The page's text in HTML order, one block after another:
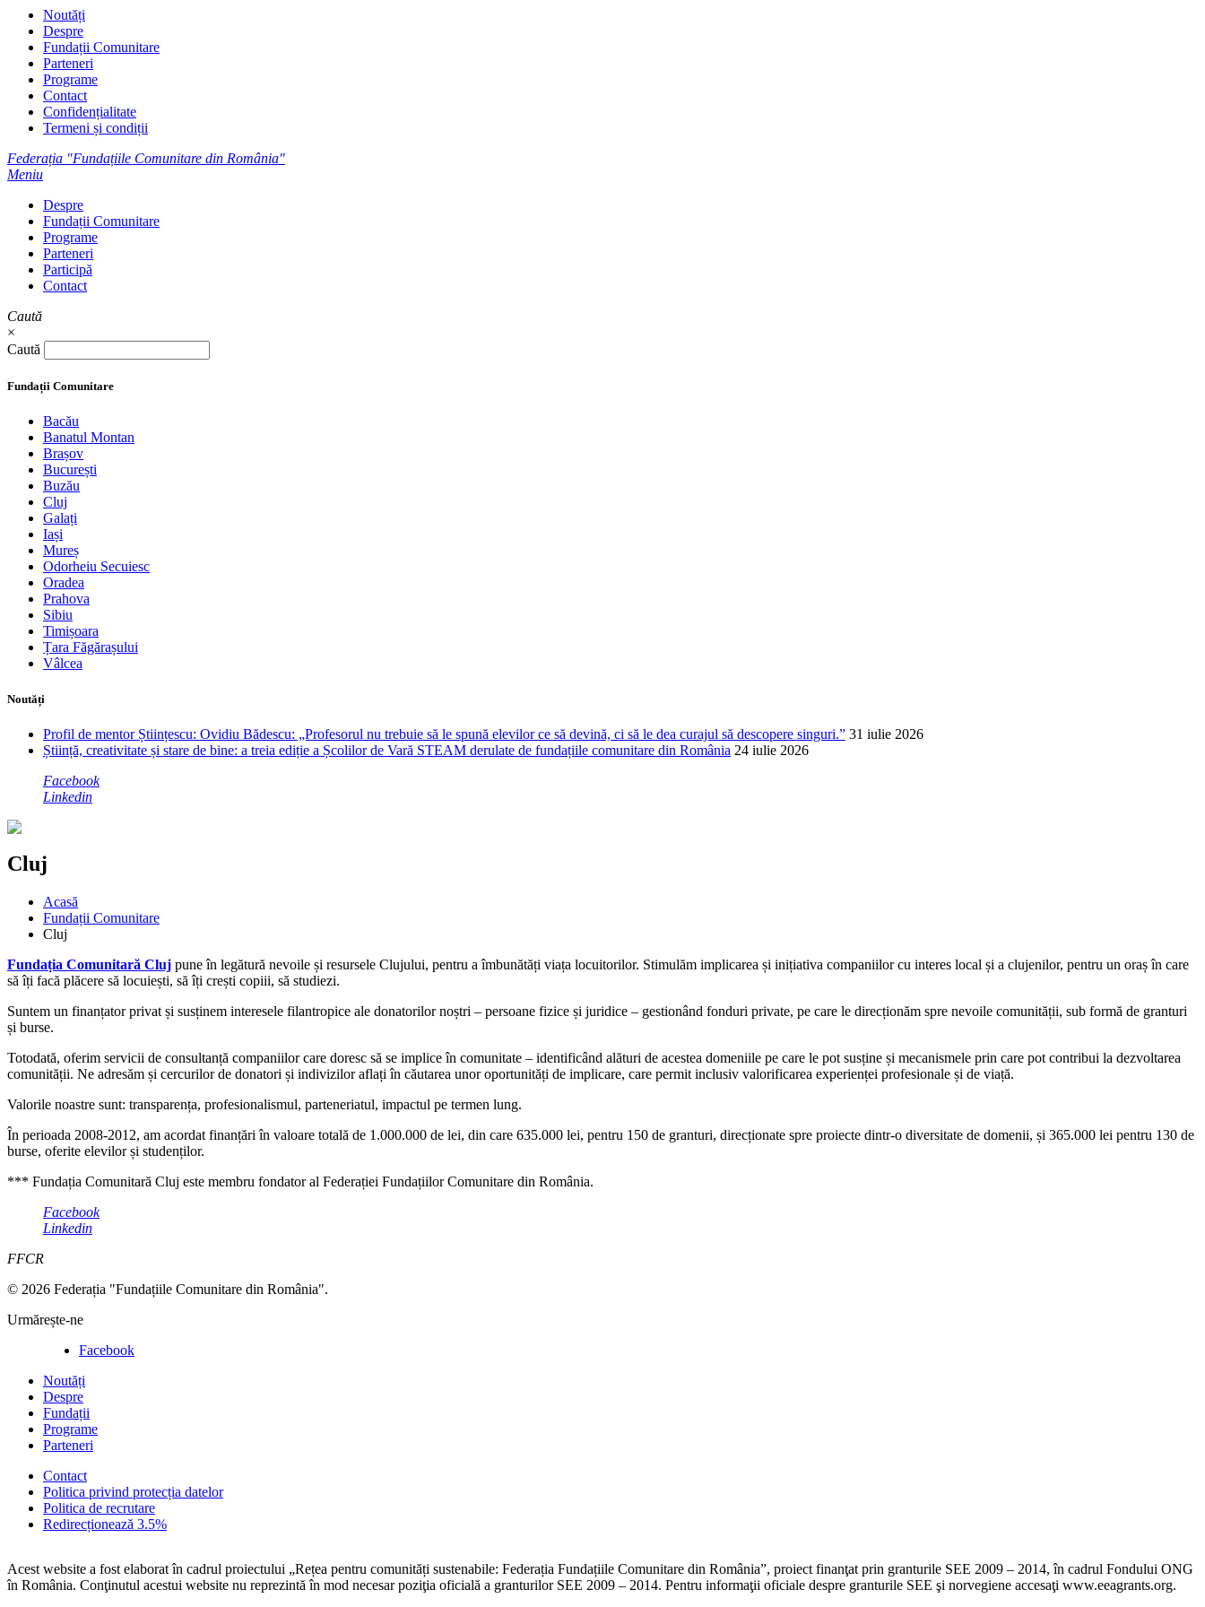
Noutăți
Despre
Fundații Comunitare
Parteneri
Programe
Contact
Confidențialitate
Termeni și condiții
Federația "Fundațiile Comunitare din România"
Meniu
Despre
Fundații Comunitare
Programe
Parteneri
Participă
Contact
Caută
×
Caută
Fundații Comunitare
Bacău
Banatul Montan
Brașov
București
Buzău
Cluj
Galați
Iași
Mureș
Odorheiu Secuiesc
Oradea
Prahova
Sibiu
Timișoara
Țara Făgărașului
Vâlcea
Noutăți
Profil de mentor Științescu: Ovidiu Bădescu: „Profesorul nu trebuie să le spună elevilor ce să devină, ci să le dea curajul să descopere singuri.” 31 iulie 2026
Știință, creativitate și stare de bine: a treia ediție a Școlilor de Vară STEAM derulate de fundațiile comunitare din România 24 iulie 2026
Facebook
Linkedin
Cluj
Acasă
Fundații Comunitare
Cluj
Fundația Comunitară Cluj pune în legătură nevoile și resursele Clujului, pentru a îmbunătăți viața locuitorilor. Stimulăm implicarea și inițiativa companiilor cu interes local și a clujenilor, pentru un oraș în care
să îți facă plăcere să locuiești, să îți crești copiii, să studiezi.
Suntem un finanțator privat și susținem interesele filantropice ale donatorilor noștri – persoane fizice și juridice – gestionând fonduri private, pe care le direcționăm spre nevoile comunității, sub formă de granturi
și burse.
Totodată, oferim servicii de consultanță companiilor care doresc să se implice în comunitate – identificând alături de acestea domeniile pe care le pot susține și mecanismele prin care pot contribui la dezvoltarea
comunității. Ne adresăm și cercurilor de donatori și indivizilor aflați în căutarea unor oportunități de implicare, care permit inclusiv valorificarea experienței profesionale și de viață.
Valorile noastre sunt: transparența, profesionalismul, parteneriatul, impactul pe termen lung.
În perioada 2008-2012, am acordat finanțări în valoare totală de 1.000.000 de lei, din care 635.000 lei, pentru 150 de granturi, direcționate spre proiecte dintr-o diversitate de domenii, și 365.000 lei pentru 130 de
burse, oferite elevilor și studenților.
*** Fundația Comunitară Cluj este membru fondator al Federației Fundațiilor Comunitare din România.
Facebook
Linkedin
FFCR
© 2026 Federația "Fundațiile Comunitare din România".
Urmărește-ne
Facebook
Noutăți
Despre
Fundații
Programe
Parteneri
Contact
Politica privind protecția datelor
Politica de recrutare
Redirecționează 3.5%
Acest website a fost elaborat în cadrul proiectului „Rețea pentru comunități sustenabile: Federația Fundațiile Comunitare din România”, proiect finanţat prin granturile SEE 2009 – 2014, în cadrul Fondului ONG
în România. Conţinutul acestui website nu reprezintă în mod necesar poziţia oficială a granturilor SEE 2009 – 2014. Pentru informaţii oficiale despre granturile SEE şi norvegiene accesaţi www.eeagrants.org.